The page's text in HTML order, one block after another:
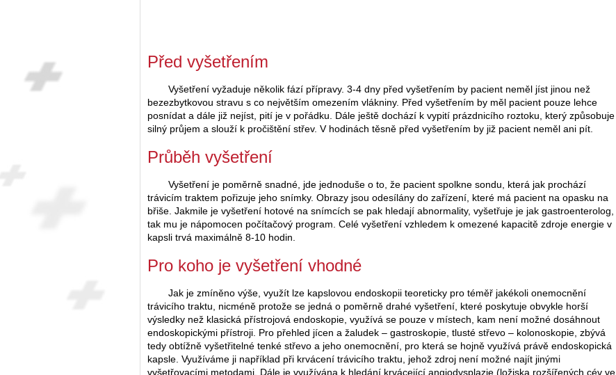
Před vyšetřením
Vyšetření vyžaduje několik fází přípravy. 3-4 dny před vyšetřením by pacient neměl jíst jinou než
bezezbytkovou stravu s co největším omezením vlákniny. Před vyšetřením by měl pacient pouze lehce
posnídat a dále již nejíst, pití je v pořádku. Dále ještě dochází k vypití prázdnicího roztoku, který způsobuje
silný průjem a slouží k pročištění střev. V hodinách těsně před vyšetřením by již pacient neměl ani pít.
Průběh vyšetření
Vyšetření je poměrně snadné, jde jednoduše o to, že pacient spolkne sondu, která jak prochází
trávicím traktem pořizuje jeho snímky. Obrazy jsou odesílány do zařízení, které má pacient na opasku na
břiše. Jakmile je vyšetření hotové na snímcích se pak hledají abnormality, vyšetřuje je jak gastroenterolog,
tak mu je nápomocen počítačový program. Celé vyšetření vzhledem k omezené kapacitě zdroje energie v
kapsli trvá maximálně 8-10 hodin.
Pro koho je vyšetření vhodné
Jak je zmíněno výše, využít lze kapslovou endoskopii teoreticky pro téměř jakékoli onemocnění
trávicího traktu, nicméně protože se jedná o poměrně drahé vyšetření, které poskytuje obvykle horší
výsledky než klasická přístrojová endoskopie, využívá se pouze v místech, kam není možné dosáhnout
endoskopickými přístroji. Pro přehled jícen a žaludek – gastroskopie, tlusté střevo – kolonoskopie, zbývá
tedy obtížně vyšetřitelné tenké střevo a jeho onemocnění, pro která se hojně využívá právě endoskopická
kapsle. Využíváme ji například při krvácení trávicího traktu, jehož zdroj není možné najít jinými
vyšetřovacími metodami. Dále je využívána k hledání krvácející angiodysplazie (ložiska rozšířených cév ve